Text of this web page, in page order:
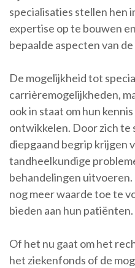
specialisaties stellen hen
expertise op te bouwen
bepaalde aspecten van
De mogelijkheid tot
carrièremogelijkheden,
ook in staat om hun
ontwikkelen. Door zich te
diepgaand begrip krijgen
tandheelkundige
behandelingen
nog meer waarde toe te
bieden aan hun patiënten.
Of het nu gaat om het
het ziekenfonds of de